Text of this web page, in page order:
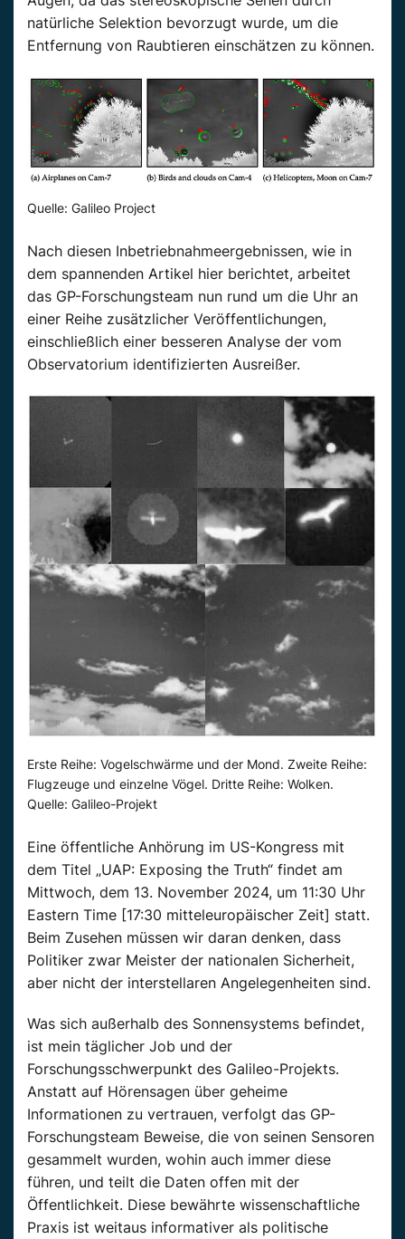
natürliche Selektion bevorzugt wurde, um die
Entfernung von Raubtieren einschätzen zu können.
Quelle: Galileo Project
Nach diesen Inbetriebnahmeergebnissen, wie in
dem spannenden Artikel hier berichtet, arbeitet
das GP-Forschungsteam nun rund um die Uhr an
einer Reihe zusätzlicher Veröffentlichungen,
einschließlich einer besseren Analyse der vom
Observatorium identifizierten Ausreißer.
Erste Reihe: Vogelschwärme und der Mond. Zweite Reihe:
Flugzeuge und einzelne Vögel. Dritte Reihe: Wolken.
Quelle: Galileo-Projekt
Eine öffentliche Anhörung im US-Kongress mit
dem Titel „UAP: Exposing the Truth“ findet am
Mittwoch, dem 13. November 2024, um 11:30 Uhr
Eastern Time [17:30 mitteleuropäischer Zeit] statt.
Beim Zusehen müssen wir daran denken, dass
Politiker zwar Meister der nationalen Sicherheit,
aber nicht der interstellaren Angelegenheiten sind.
Was sich außerhalb des Sonnensystems befindet,
ist mein täglicher Job und der
Forschungsschwerpunkt des Galileo-Projekts.
Anstatt auf Hörensagen über geheime
Informationen zu vertrauen, verfolgt das GP-
Forschungsteam Beweise, die von seinen Sensoren
gesammelt wurden, wohin auch immer diese
führen, und teilt die Daten offen mit der
Öffentlichkeit. Diese bewährte wissenschaftliche
Praxis ist weitaus informativer als politische